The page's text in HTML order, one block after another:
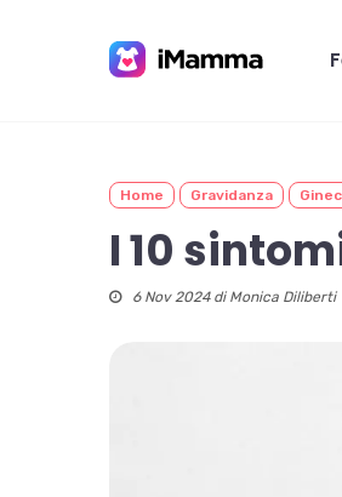
Premi invio per
Home Gravidanza
I 10
6 Nov 2024 di Monica Diliberti